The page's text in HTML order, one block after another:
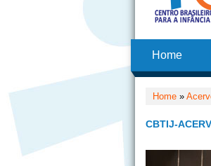
Home
Home »
CBTIJ-